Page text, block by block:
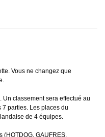
liste
Vous ne changez que
classement sera effectué au
parties. Les places du
de 4 équipes.
GAUFRES,